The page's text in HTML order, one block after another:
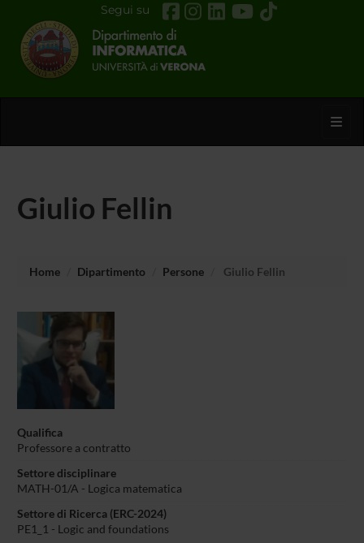
Segui su
Giulio Fellin
Home Dipartimento Persone Giulio Fellin
Qualifica
Professore a contratto
Settore disciplinare
MATH-01/A - Logica matematica
Settore di Ricerca (ERC-2024)
PE1_1 - Logic and foundations